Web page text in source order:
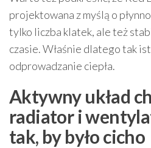
projektowana z myślą o
tylko liczba klatek, ale też
czasie. Właśnie dlatego tak
odprowadzanie ciepła.
Aktywny układ
radiator i
tak, by było cicho